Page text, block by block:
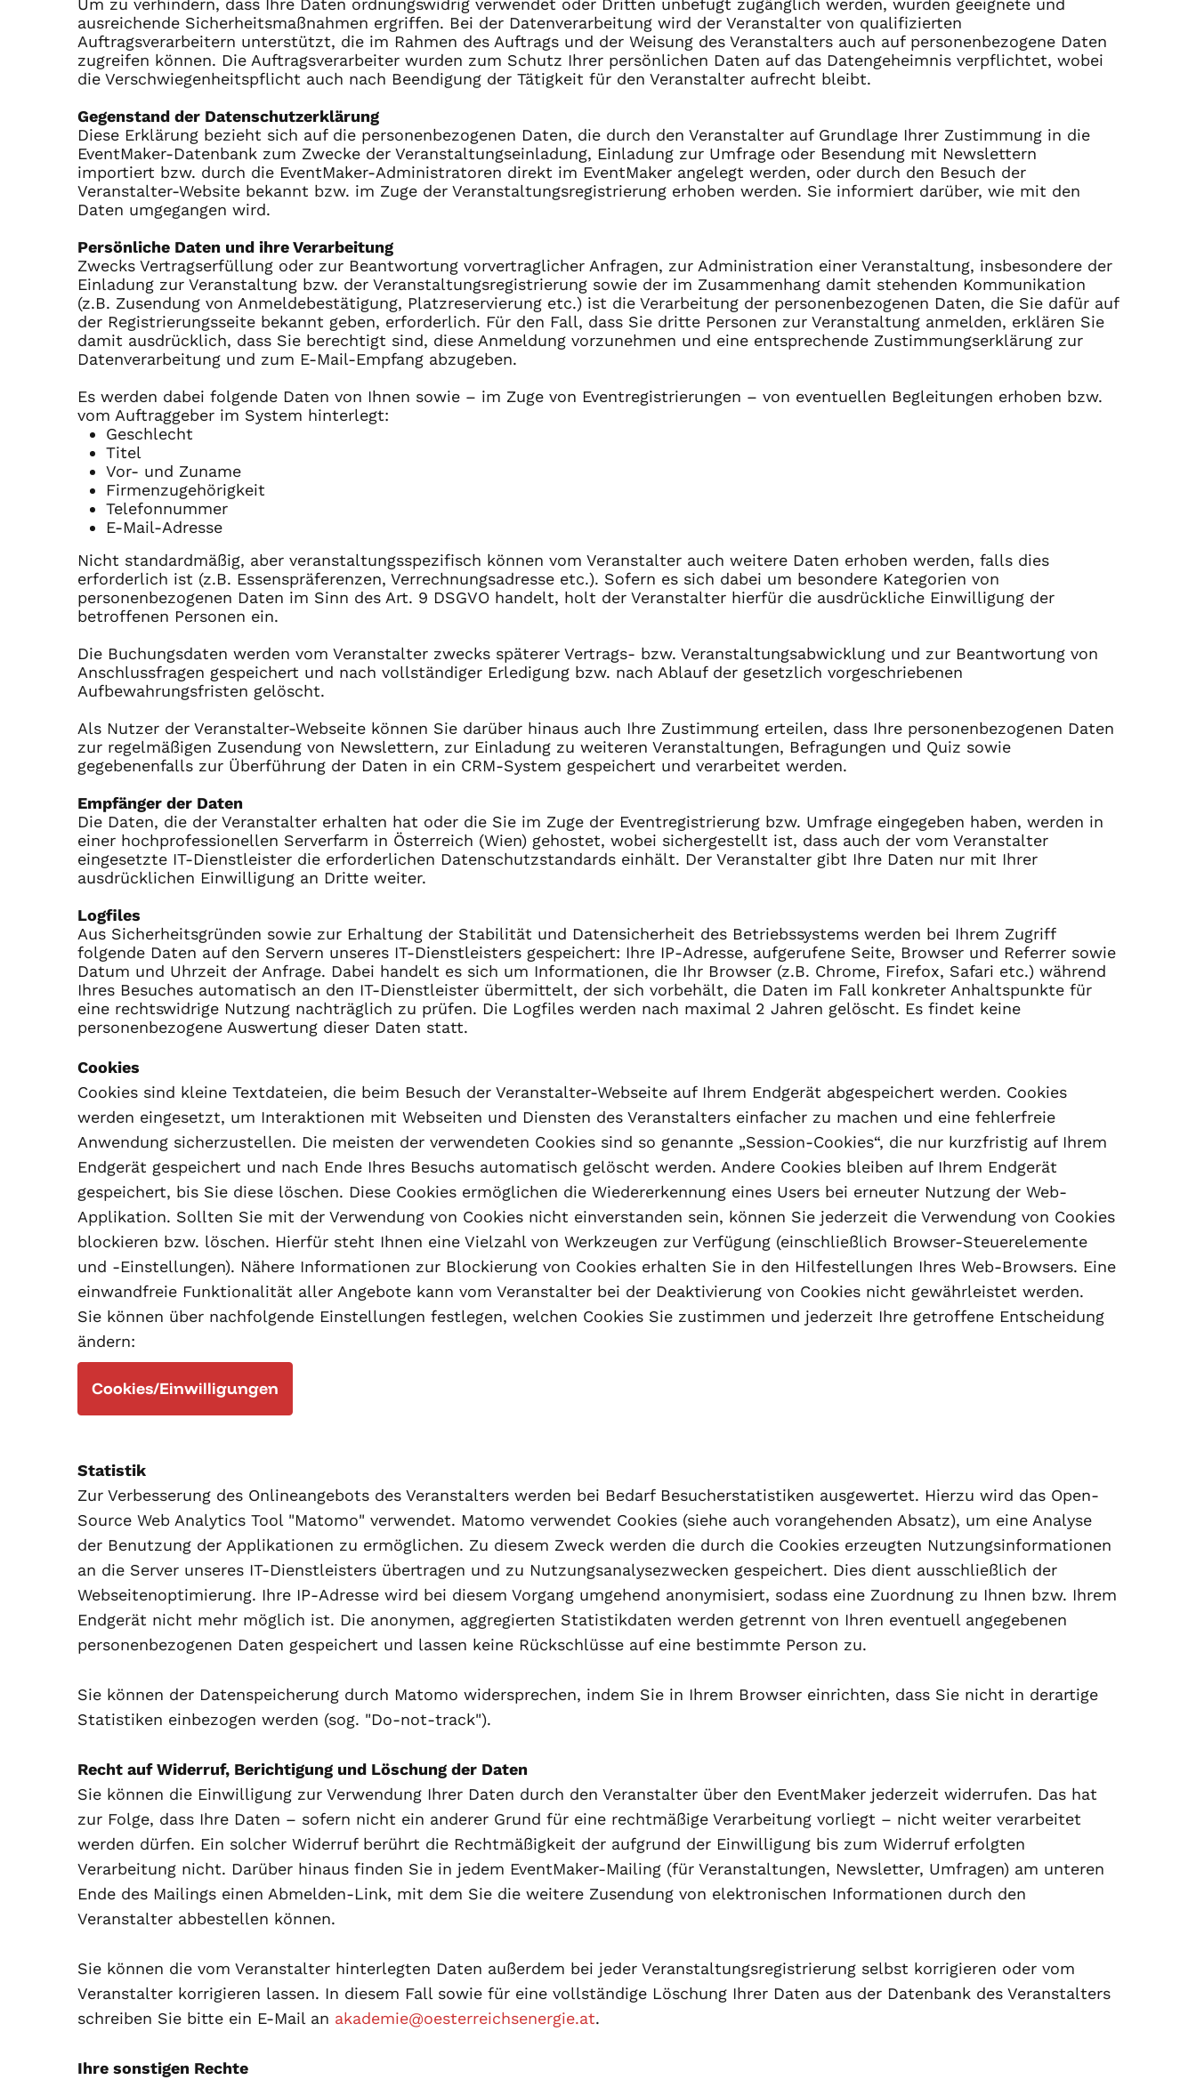
Um zu verhindern, dass Ihre Daten ordnungswidrig verwendet oder Dritten unbefugt zugänglich werden, wurden geeignete und
ausreichende Sicherheitsmaßnahmen ergriffen. Bei der Datenverarbeitung wird der Veranstalter von qualifizierten
Auftragsverarbeitern unterstützt, die im Rahmen des Auftrags und der Weisung des Veranstalters auch auf personenbezogene Daten
zugreifen können. Die Auftragsverarbeiter wurden zum Schutz Ihrer persönlichen Daten auf das Datengeheimnis verpflichtet, wobei
die Verschwiegenheitspflicht auch nach Beendigung der Tätigkeit für den Veranstalter aufrecht bleibt.
Gegenstand der Datenschutzerklärung
Diese Erklärung bezieht sich auf die personenbezogenen Daten, die durch den Veranstalter auf Grundlage Ihrer Zustimmung in die
EventMaker-Datenbank zum Zwecke der Veranstaltungseinladung, Einladung zur Umfrage oder Besendung mit Newslettern
importiert bzw. durch die EventMaker-Administratoren direkt im EventMaker angelegt werden, oder durch den Besuch der
Veranstalter-Website bekannt bzw. im Zuge der Veranstaltungsregistrierung erhoben werden. Sie informiert darüber, wie mit den
Daten umgegangen wird.
Persönliche Daten und ihre Verarbeitung
Zwecks Vertragserfüllung oder zur Beantwortung vorvertraglicher Anfragen, zur Administration einer Veranstaltung, insbesondere der
Einladung zur Veranstaltung bzw. der Veranstaltungsregistrierung sowie der im Zusammenhang damit stehenden Kommunikation
(z.B. Zusendung von Anmeldebestätigung, Platzreservierung etc.) ist die Verarbeitung der personenbezogenen Daten, die Sie dafür auf
der Registrierungsseite bekannt geben, erforderlich. Für den Fall, dass Sie dritte Personen zur Veranstaltung anmelden, erklären Sie
damit ausdrücklich, dass Sie berechtigt sind, diese Anmeldung vorzunehmen und eine entsprechende Zustimmungserklärung zur
Datenverarbeitung und zum E-Mail-Empfang abzugeben.
Es werden dabei folgende Daten von Ihnen sowie – im Zuge von Eventregistrierungen – von eventuellen Begleitungen erhoben bzw.
vom Auftraggeber im System hinterlegt:
Geschlecht
Titel
Vor- und Zuname
Firmenzugehörigkeit
Telefonnummer
E-Mail-Adresse
Nicht standardmäßig, aber veranstaltungsspezifisch können vom Veranstalter auch weitere Daten erhoben werden, falls dies
erforderlich ist (z.B. Essenspräferenzen, Verrechnungsadresse etc.). Sofern es sich dabei um besondere Kategorien von
personenbezogenen Daten im Sinn des Art. 9 DSGVO handelt, holt der Veranstalter hierfür die ausdrückliche Einwilligung der
betroffenen Personen ein.
Die Buchungsdaten werden vom Veranstalter zwecks späterer Vertrags- bzw. Veranstaltungsabwicklung und zur Beantwortung von
Anschlussfragen gespeichert und nach vollständiger Erledigung bzw. nach Ablauf der gesetzlich vorgeschriebenen
Aufbewahrungsfristen gelöscht.
Als Nutzer der Veranstalter-Webseite können Sie darüber hinaus auch Ihre Zustimmung erteilen, dass Ihre personenbezogenen Daten
zur regelmäßigen Zusendung von Newslettern, zur Einladung zu weiteren Veranstaltungen, Befragungen und Quiz sowie
gegebenenfalls zur Überführung der Daten in ein CRM-System gespeichert und verarbeitet werden.
Empfänger der Daten
Die Daten, die der Veranstalter erhalten hat oder die Sie im Zuge der Eventregistrierung bzw. Umfrage eingegeben haben, werden in
einer hochprofessionellen Serverfarm in Österreich (Wien) gehostet, wobei sichergestellt ist, dass auch der vom Veranstalter
eingesetzte IT-Dienstleister die erforderlichen Datenschutzstandards einhält. Der Veranstalter gibt Ihre Daten nur mit Ihrer
ausdrücklichen Einwilligung an Dritte weiter.
Logfiles
Aus Sicherheitsgründen sowie zur Erhaltung der Stabilität und Datensicherheit des Betriebssystems werden bei Ihrem Zugriff
folgende Daten auf den Servern unseres IT-Dienstleisters gespeichert: Ihre IP-Adresse, aufgerufene Seite, Browser und Referrer sowie
Datum und Uhrzeit der Anfrage. Dabei handelt es sich um Informationen, die Ihr Browser (z.B. Chrome, Firefox, Safari etc.) während
Ihres Besuches automatisch an den IT-Dienstleister übermittelt, der sich vorbehält, die Daten im Fall konkreter Anhaltspunkte für
eine rechtswidrige Nutzung nachträglich zu prüfen. Die Logfiles werden nach maximal 2 Jahren gelöscht. Es findet keine
personenbezogene Auswertung dieser Daten statt.
Cookies
Cookies sind kleine Textdateien, die beim Besuch der Veranstalter-Webseite auf Ihrem Endgerät abgespeichert werden. Cookies
werden eingesetzt, um Interaktionen mit Webseiten und Diensten des Veranstalters einfacher zu machen und eine fehlerfreie
Anwendung sicherzustellen. Die meisten der verwendeten Cookies sind so genannte „Session-Cookies“, die nur kurzfristig auf Ihrem
Endgerät gespeichert und nach Ende Ihres Besuchs automatisch gelöscht werden. Andere Cookies bleiben auf Ihrem Endgerät
gespeichert, bis Sie diese löschen. Diese Cookies ermöglichen die Wiedererkennung eines Users bei erneuter Nutzung der Web-
Applikation. Sollten Sie mit der Verwendung von Cookies nicht einverstanden sein, können Sie jederzeit die Verwendung von Cookies
blockieren bzw. löschen. Hierfür steht Ihnen eine Vielzahl von Werkzeugen zur Verfügung (einschließlich Browser-Steuerelemente
und -Einstellungen). Nähere Informationen zur Blockierung von Cookies erhalten Sie in den Hilfestellungen Ihres Web-Browsers. Eine
einwandfreie Funktionalität aller Angebote kann vom Veranstalter bei der Deaktivierung von Cookies nicht gewährleistet werden.
Sie können über nachfolgende Einstellungen festlegen, welchen Cookies Sie zustimmen und jederzeit Ihre getroffene Entscheidung
ändern:
Cookies/Einwilligungen
Statistik
Zur Verbesserung des Onlineangebots des Veranstalters werden bei Bedarf Besucherstatistiken ausgewertet. Hierzu wird das Open-
Source Web Analytics Tool "Matomo" verwendet. Matomo verwendet Cookies (siehe auch vorangehenden Absatz), um eine Analyse
der Benutzung der Applikationen zu ermöglichen. Zu diesem Zweck werden die durch die Cookies erzeugten Nutzungsinformationen
an die Server unseres IT-Dienstleisters übertragen und zu Nutzungsanalysezwecken gespeichert. Dies dient ausschließlich der
Webseitenoptimierung. Ihre IP-Adresse wird bei diesem Vorgang umgehend anonymisiert, sodass eine Zuordnung zu Ihnen bzw. Ihrem
Endgerät nicht mehr möglich ist. Die anonymen, aggregierten Statistikdaten werden getrennt von Ihren eventuell angegebenen
personenbezogenen Daten gespeichert und lassen keine Rückschlüsse auf eine bestimmte Person zu.
Sie können der Datenspeicherung durch Matomo widersprechen, indem Sie in Ihrem Browser einrichten, dass Sie nicht in derartige
Statistiken einbezogen werden (sog. "Do-not-track").
Recht auf Widerruf, Berichtigung und Löschung der Daten
Sie können die Einwilligung zur Verwendung Ihrer Daten durch den Veranstalter über den EventMaker jederzeit widerrufen. Das hat
zur Folge, dass Ihre Daten – sofern nicht ein anderer Grund für eine rechtmäßige Verarbeitung vorliegt – nicht weiter verarbeitet
werden dürfen. Ein solcher Widerruf berührt die Rechtmäßigkeit der aufgrund der Einwilligung bis zum Widerruf erfolgten
Verarbeitung nicht. Darüber hinaus finden Sie in jedem EventMaker-Mailing (für Veranstaltungen, Newsletter, Umfragen) am unteren
Ende des Mailings einen Abmelden-Link, mit dem Sie die weitere Zusendung von elektronischen Informationen durch den
Veranstalter abbestellen können.
Sie können die vom Veranstalter hinterlegten Daten außerdem bei jeder Veranstaltungsregistrierung selbst korrigieren oder vom
Veranstalter korrigieren lassen. In diesem Fall sowie für eine vollständige Löschung Ihrer Daten aus der Datenbank des Veranstalters
schreiben Sie bitte ein E-Mail an akademie@oesterreichsenergie.at.
Ihre sonstigen Rechte